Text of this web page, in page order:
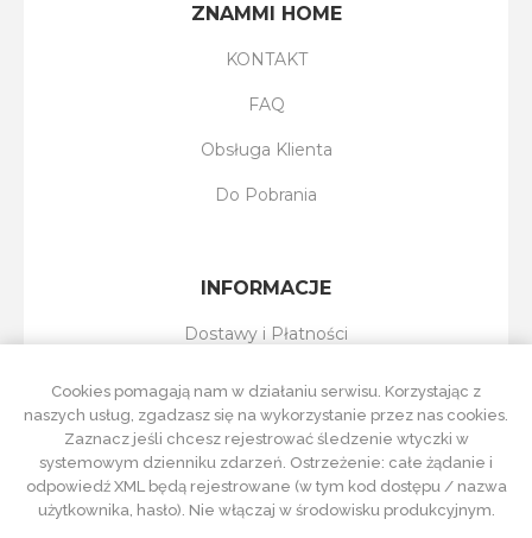
ZNAMMI HOME
KONTAKT
FAQ
Obsługa Klienta
Do Pobrania
INFORMACJE
Dostawy i Płatności
Regulamin Sklepu
Polityka Prywatności
Cookies pomagają nam w działaniu serwisu. Korzystając z
naszych usług, zgadzasz się na wykorzystanie przez nas cookies.
Zaznacz jeśli chcesz rejestrować śledzenie wtyczki w
systemowym dzienniku zdarzeń. Ostrzeżenie: całe żądanie i
odpowiedź XML będą rejestrowane (w tym kod dostępu / nazwa
użytkownika, hasło). Nie włączaj w środowisku produkcyjnym.